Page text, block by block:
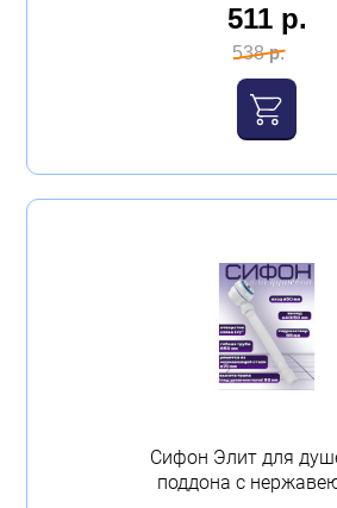
511 р.
538 р.
Сифон Элит для
поддона с